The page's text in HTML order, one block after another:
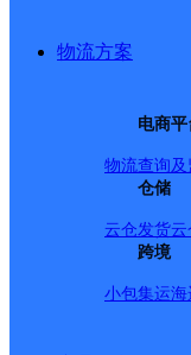
物流方案
电商平
物流查询及
仓储
云仓发货云
跨境
小包集运海
所属快递：邮政国
所属区域：甘肃
网点地址：甘肃
网点负责人：